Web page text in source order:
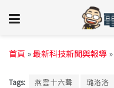
首頁 »最新科技新聞與報導 »
Tags: 燕雲十六聲 璐洛洛